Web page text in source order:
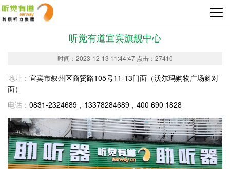
听觉有道宜宾旗舰中心
时间：2023-12-13 11:44:47 点击：27410
地址： 宜宾市叙州区商贸路105号11-13门面（沃尔玛购物广场斜对
面）
电话： 0831-2324689，13378284689，400 690 1828